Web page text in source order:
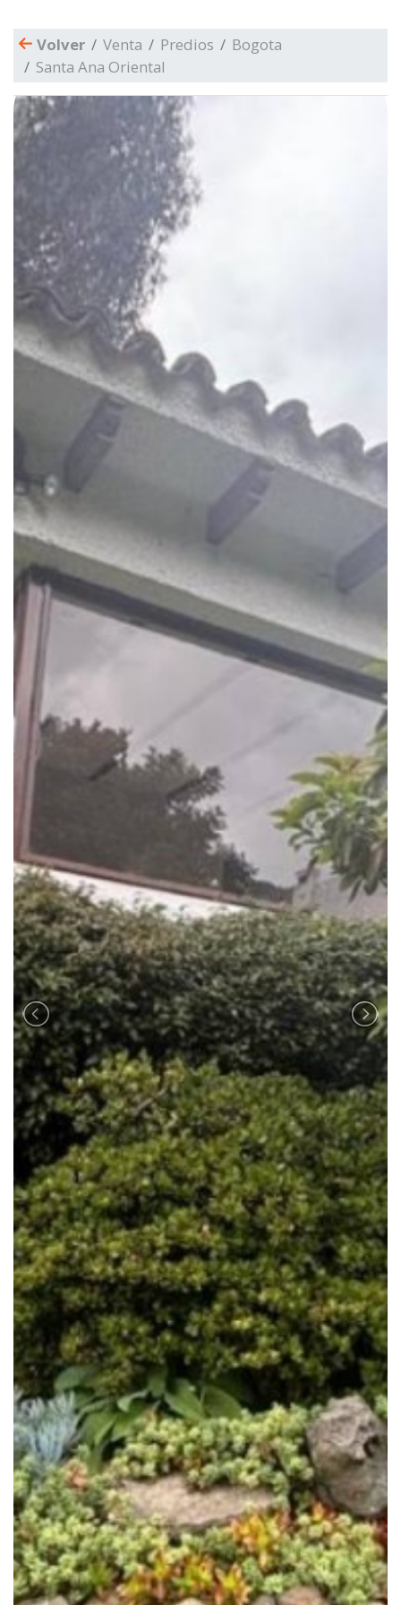
Volver Venta Predios
Bogota
Santa Ana Oriental